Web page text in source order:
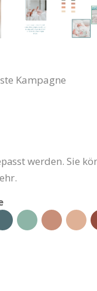
Kampagne
werden. Sie